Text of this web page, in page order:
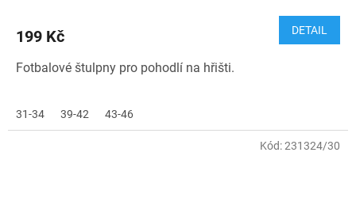
199 Kč DETAIL
Fotbalové štulpny pro pohodlí na hřišti.
31-34 39-42 43-46
Kód:231324/30